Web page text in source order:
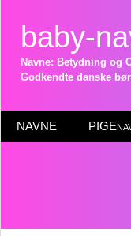
baby-
Navne: Betydning og
Godkendte danske
NAVNE